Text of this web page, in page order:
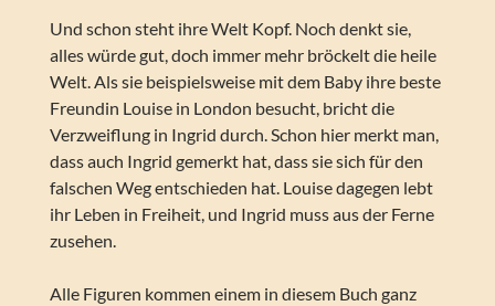
Und schon steht ihre Welt Kopf. Noch denkt sie,
alles würde gut, doch immer mehr bröckelt die heile
Welt. Als sie beispielsweise mit dem Baby ihre beste
Freundin Louise in London besucht, bricht die
Verzweiflung in Ingrid durch. Schon hier merkt man,
dass auch Ingrid gemerkt hat, dass sie sich für den
falschen Weg entschieden hat. Louise dagegen lebt
ihr Leben in Freiheit, und Ingrid muss aus der Ferne
zusehen.
Alle Figuren kommen einem in diesem Buch ganz